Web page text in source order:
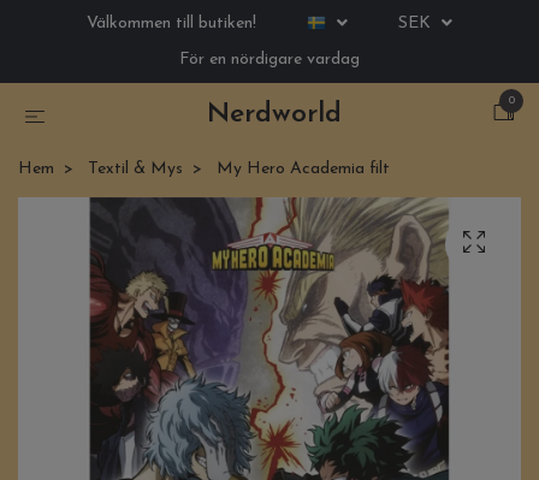
Välkommen till butiken!
SEK
För en nördigare vardag
Nerdworld
0
Hem Textil & Mys My Hero Academia filt